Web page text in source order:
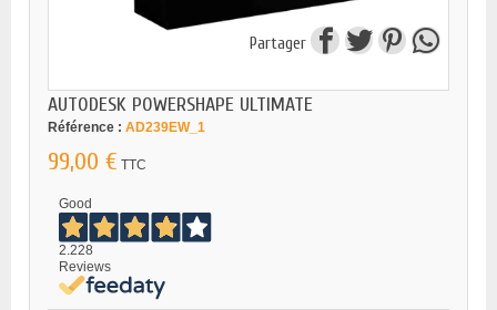
Partager
AUTODESK POWERSHAPE ULTIMATE
Référence : AD239EW_1
99,00 € TTC
Good
2.228
Reviews